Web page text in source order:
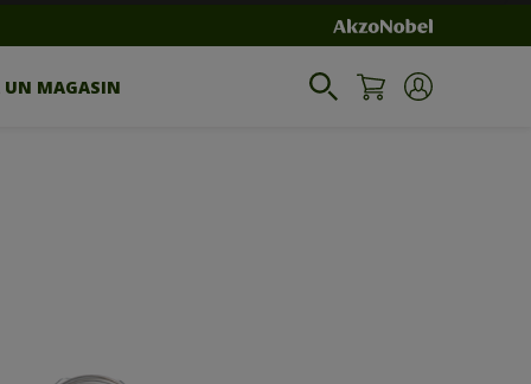
UN MAGASIN